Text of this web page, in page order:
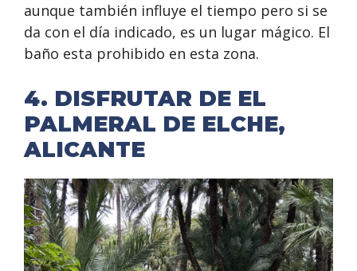
aunque también influye el tiempo pero si se
da con el día indicado, es un lugar mágico. El
baño esta prohibido en esta zona.
4. DISFRUTAR DE EL
PALMERAL DE ELCHE,
ALICANTE